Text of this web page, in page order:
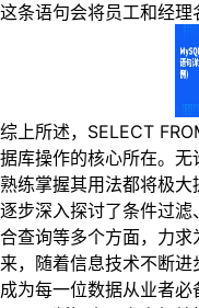
这条语句会将员工和经理
综上所述，SELECT
据库操作的核心所在。无
熟练掌握其用法都将极大
逐步深入探讨了条件过
合查询等多个方面，力
来，随着信息技术不断进
成为每一位数据从业者